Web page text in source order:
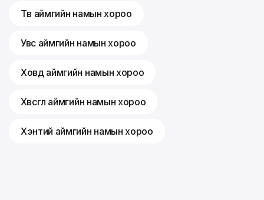
Төв аймгийн намын хороо
Увс аймгийн намын хороо
Ховд аймгийн намын хороо
Хөвсгөл аймгийн намын хороо
Хэнтий аймгийн намын хороо